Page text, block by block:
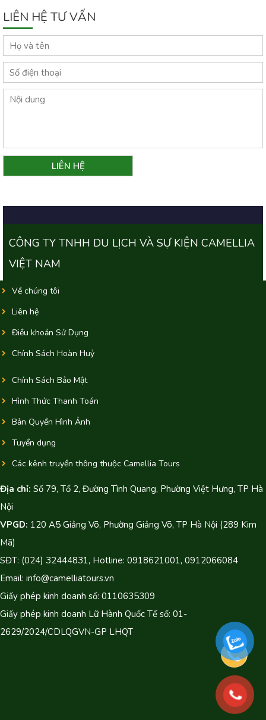
LIÊN HỆ TƯ VẤN
CÔNG TY TNHH DU LỊCH VÀ SỰ KIỆN CAMELLIA
VIỆT NAM
Về chúng tôi
Liên hệ
Điều khoản Sử Dụng
Chính Sách Hoàn Huỷ
Chính Sách Bảo Mật
Hình Thức Thanh Toán
Bản Quyền Hình Ảnh
Tuyển dụng
Các kênh truyền thông thuộc Camellia Tours
Địa chỉ: Số 79, Tổ 2, Đường Tình Quang, Phường Việt Hưng, TP Hà
Nội
VPGD: 120 A5 Giảng Võ, Phường Giảng Võ, TP Hà Nội (289 Kim
Mã)
SĐT: (024) 32444831, Hotline: 0918621001, 0912066084
Email: info@camelliatours.vn
Giấy phép kinh doanh số: 0110635309
Giấy phép kinh doanh Lữ Hành Quốc Tế số: 01-
2629/2024/CDLQGVN-GP LHQT